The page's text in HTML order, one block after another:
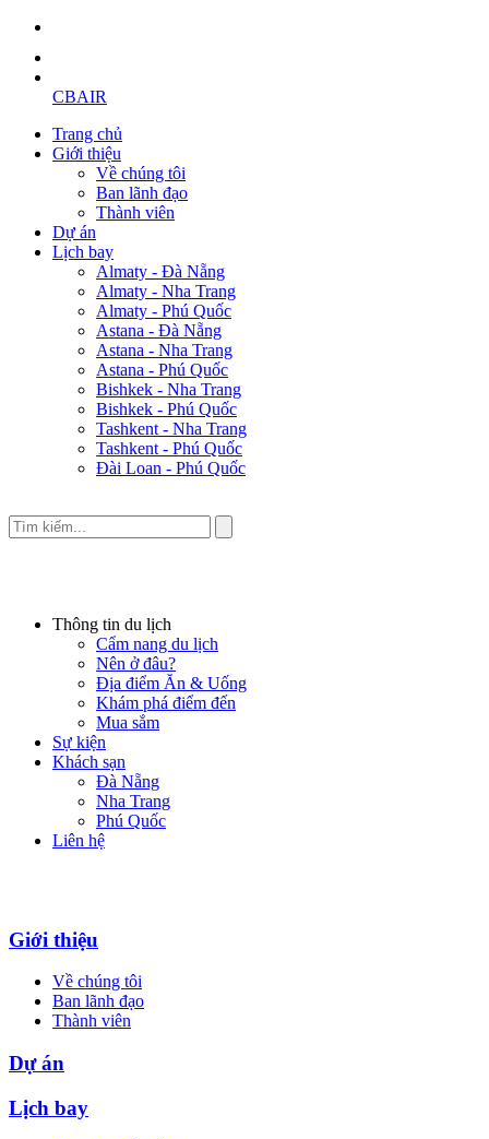
CBAIR
Trang chủ
Giới thiệu
Về chúng tôi
Ban lãnh đạo
Thành viên
Dự án
Lịch bay
Almaty - Đà Nẵng
Almaty - Nha Trang
Almaty - Phú Quốc
Astana - Đà Nẵng
Astana - Nha Trang
Astana - Phú Quốc
Bishkek - Nha Trang
Bishkek - Phú Quốc
Tashkent - Nha Trang
Tashkent - Phú Quốc
Đài Loan - Phú Quốc
Thông tin du lịch
Cẩm nang du lịch
Nên ở đâu?
Địa điểm Ăn & Uống
Khám phá điểm đến
Mua sắm
Sự kiện
Khách sạn
Đà Nẵng
Nha Trang
Phú Quốc
Liên hệ
Giới thiệu
Về chúng tôi
Ban lãnh đạo
Thành viên
Dự án
Lịch bay